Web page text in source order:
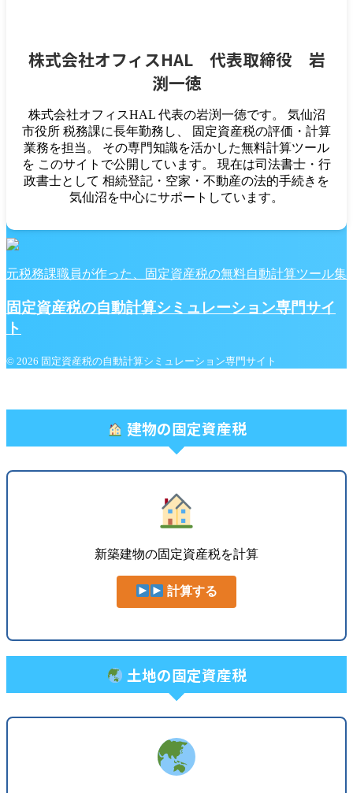
株式会社オフィスHAL 代表取締役 岩
渕一徳
株式会社オフィスHAL 代表の岩渕一徳です。 気仙沼
市役所 税務課に長年勤務し、 固定資産税の評価・計算
業務を担当。 その専門知識を活かした無料計算ツール
を このサイトで公開しています。 現在は司法書士・行
政書士として 相続登記・空家・不動産の法的手続きを
気仙沼を中心にサポートしています。
元税務課職員が作った、固定資産税の無料自動計算ツール集
固定資産税の自動計算シミュレーション専門サイ
ト
© 2026 固定資産税の自動計算シミュレーション専門サイト
建物の固定資産税
新築建物の固定資産税を計算
計算する
土地の固定資産税